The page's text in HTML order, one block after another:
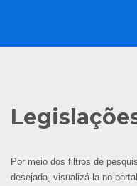
Por meio dos filtros de
desejada, visualizá-la no